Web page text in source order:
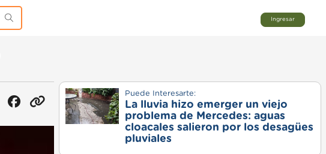
Ingresar
Puede Interesarte:
La lluvia hizo emerger un viejo
problema de Mercedes: aguas
cloacales salieron por los desagües
pluviales